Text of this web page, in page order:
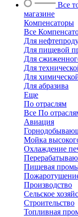
Все
магазине
Компенсаторы
Все
Для
Для пищевой
Для
Для
Для
Для абразива
Еще
По отраслям
Все По
Авиация
Мойка
Охлаждение
Пищевая
Производство
Сельское
Строительство
Топливная